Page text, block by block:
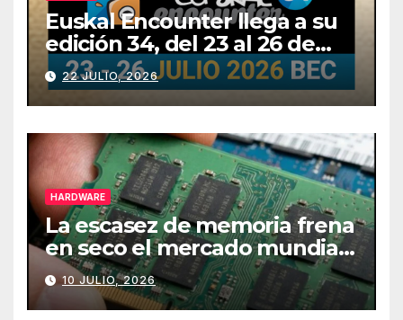
Euskal Encounter llega a su
edición 34, del 23 al 26 de
julio
22 JULIO, 2026
HARDWARE
La escasez de memoria frena
en seco el mercado mundial
de PCs
10 JULIO, 2026